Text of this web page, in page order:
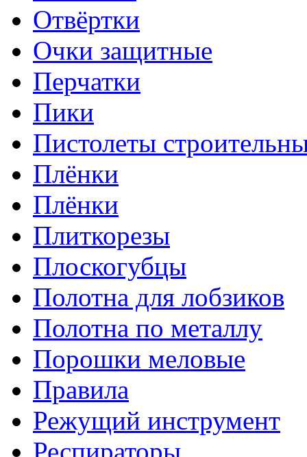
Отвёртки
Очки защитные
Перчатки
Пики
Пистолеты
Плёнки
Плёнки
Плиткорезы
Плоскогубцы
Полотна для лобзиков
Полотна по металлу
Порошки меловые
Правила
Режущий инструмент
Респираторы